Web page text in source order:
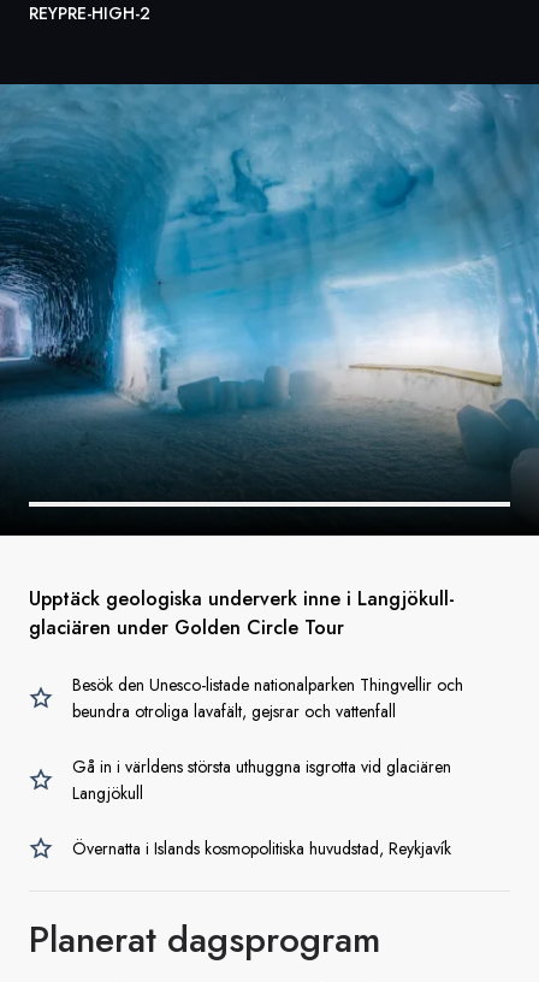
REYPRE-HIGH-2
Upptäck geologiska underverk inne i Langjökull-
glaciären under Golden Circle Tour
Besök den Unesco-listade nationalparken Thingvellir och
beundra otroliga lavafält, gejsrar och vattenfall
Gå in i världens största uthuggna isgrotta vid glaciären
Langjökull
Övernatta i Islands kosmopolitiska huvudstad, Reykjavík
Planerat dagsprogram